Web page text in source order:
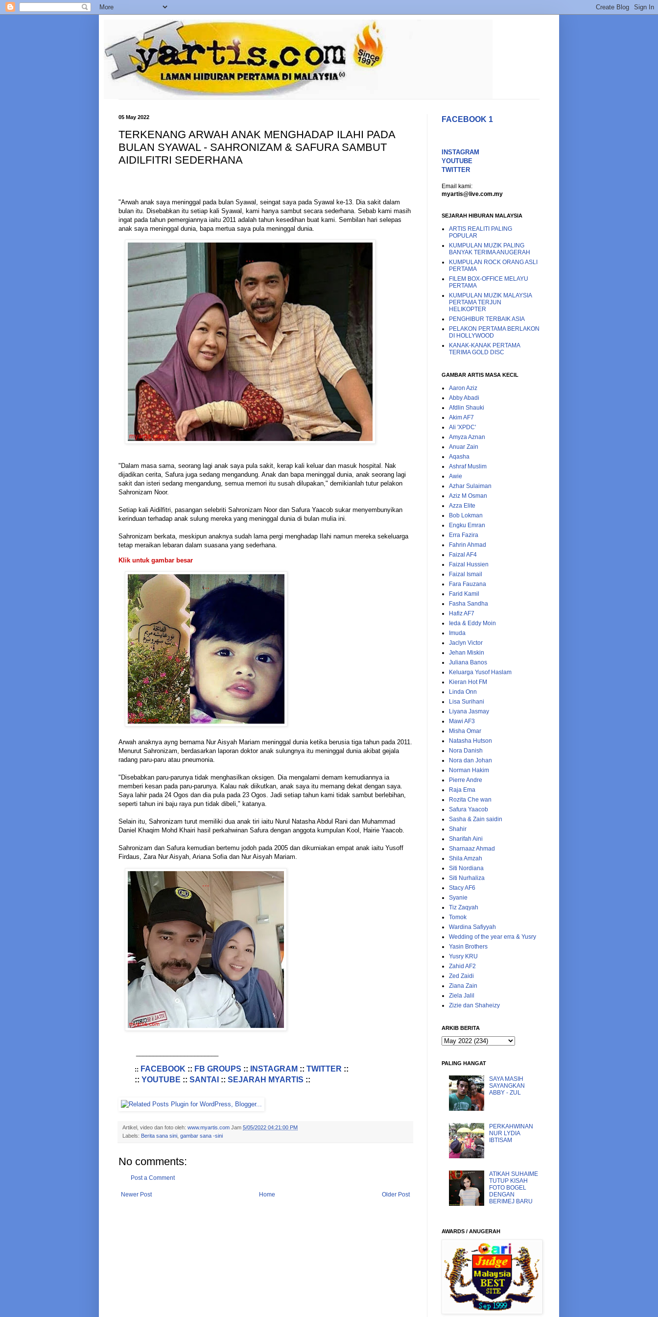
05 May 2022
TERKENANG ARWAH ANAK MENGHADAP ILAHI PADA
BULAN SYAWAL - SAHRONIZAM & SAFURA SAMBUT
AIDILFITRI SEDERHANA
"Arwah anak saya meninggal pada bulan Syawal, seingat saya pada Syawal ke-13. Dia sakit dalam
bulan itu. Disebabkan itu setiap kali Syawal, kami hanya sambut secara sederhana. Sebab kami masih
ingat pada tahun pemergiannya iaitu 2011 adalah tahun kesedihan buat kami. Sembilan hari selepas
anak saya meninggal dunia, bapa mertua saya pula meninggal dunia.
"Dalam masa sama, seorang lagi anak saya pula sakit, kerap kali keluar dan masuk hospital. Nak
dijadikan cerita, Safura juga sedang mengandung. Anak dan bapa meninggal dunia, anak seorang lagi
sakit dan isteri sedang mengandung, semua memori itu susah dilupakan," demikianlah tutur pelakon
Sahronizam Noor.
Setiap kali Aidilfitri, pasangan selebriti Sahronizam Noor dan Safura Yaacob sukar menyembunyikan
kerinduan terhadap anak sulung mereka yang meninggal dunia di bulan mulia ini.
Sahronizam berkata, meskipun anaknya sudah lama pergi menghadap Ilahi namun mereka sekeluarga
tetap meraikan lebaran dalam suasana yang sederhana.
Klik untuk gambar besar
Arwah anaknya ayng bernama Nur Aisyah Mariam meninggal dunia ketika berusia tiga tahun pada 2011.
Menurut Sahronizam, berdasarkan laporan doktor anak sulungnya itu meninggal dunia akibat gejala
radang paru-paru atau pneumonia.
"Disebabkan paru-parunya tidak menghasilkan oksigen. Dia mengalami demam kemudiannya ia
memberi kesan pada paru-parunya. Kalau nak diikutkan, anak saya itu memang dekat dengan saya.
Saya lahir pada 24 Ogos dan dia pula pada 23 Ogos. Jadi setiap tahun kami tidak sambut berlebihan,
seperti tahun ini baju raya pun tidak dibeli," katanya.
Selain itu, Sahronizam turut memiliki dua anak tiri iaitu Nurul Natasha Abdul Rani dan Muhammad
Daniel Khaqim Mohd Khairi hasil perkahwinan Safura dengan anggota kumpulan Kool, Hairie Yaacob.
Sahronizam dan Safura kemudian bertemu jodoh pada 2005 dan dikurniakan empat anak iaitu Yusoff
Firdaus, Zara Nur Aisyah, Ariana Sofia dan Nur Aisyah Mariam.
:: FACEBOOK :: FB GROUPS :: INSTAGRAM :: TWITTER ::
:: YOUTUBE :: SANTAI :: SEJARAH MYARTIS ::
Artikel, video dan foto oleh: www.myartis.com Jam 5/05/2022 04:21:00 PM
Labels: Berita sana sini gambar sana -sini
No comments:
Post a Comment
Newer Post Older Post
Home
FACEBOOK 1
INSTAGRAM
YOUTUBE
TWITTER
Email kami:
myartis@live.com.my
SEJARAH HIBURAN MALAYSIA
ARTIS REALITI PALING
POPULAR
KUMPULAN MUZIK PALING
BANYAK TERIMA ANUGERAH
KUMPULAN ROCK ORANG ASLI
PERTAMA
FILEM BOX-OFFICE MELAYU
PERTAMA
KUMPULAN MUZIK MALAYSIA
PERTAMA TERJUN
HELIKOPTER
PENGHIBUR TERBAIK ASIA
PELAKON PERTAMA BERLAKON
DI HOLLYWOOD
KANAK-KANAK PERTAMA
TERIMA GOLD DISC
GAMBAR ARTIS MASA KECIL
Aaron Aziz
Abby Abadi
Afdlin Shauki
Akim AF7
Ali 'XPDC'
Amyza Aznan
Anuar Zain
Aqasha
Ashraf Muslim
Awie
Azhar Sulaiman
Aziz M Osman
Azza Elite
Bob Lokman
Engku Emran
Erra Fazira
Fahrin Ahmad
Faizal AF4
Faizal Hussien
Faizal Ismail
Fara Fauzana
Farid Kamil
Fasha Sandha
Hafiz AF7
Ieda & Eddy Moin
Imuda
Jaclyn Victor
Jehan Miskin
Juliana Banos
Keluarga Yusof Haslam
Kieran Hot FM
Linda Onn
Lisa Surihani
Liyana Jasmay
Mawi AF3
Misha Omar
Natasha Hutson
Nora Danish
Nora dan Johan
Norman Hakim
Pierre Andre
Raja Ema
Rozita Che wan
Safura Yaacob
Sasha & Zain saidin
Shahir
Sharifah Aini
Sharnaaz Ahmad
Shila Amzah
Siti Nordiana
Siti Nurhaliza
Stacy AF6
Syanie
Tiz Zaqyah
Tomok
Wardina Safiyyah
Wedding of the year erra & Yusry
Yasin Brothers
Yusry KRU
Zahid AF2
Zed Zaidi
Ziana Zain
Ziela Jalil
Zizie dan Shaheizy
ARKIB BERITA
PALING HANGAT
SAYA MASIH
SAYANGKAN
ABBY - ZUL
PERKAHWINAN
NUR LYDIA
IBTISAM
ATIKAH SUHAIME
TUTUP KISAH
FOTO BOGEL
DENGAN
BERIMEJ BARU
AWARDS / ANUGERAH